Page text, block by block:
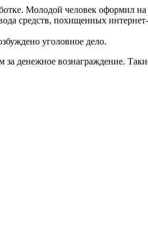
Молодой человек оформил
средств, похищенных
уголовное дело.
денежное вознаграждение.